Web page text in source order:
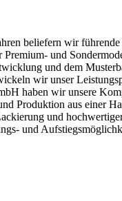
beliefern wir
und
und dem
wir unser
haben wir unsere
Produktion aus einer
und
und